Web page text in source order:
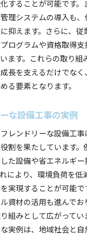
することが可能です。
理システムの導入も、
抑えます。さらに、従
ログラムや資格取得支
ます。これらの取り組
長を支えるだけでな
る要素となります。
な設備工事の実例
レンドリーな設備工
割を果たしています。
た設備や省エネルギ
により、環境負荷を低
実現することが可能
資材の活用も進んで
組みとして広がってい
実例は、地域社会と